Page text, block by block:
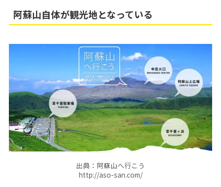
阿蘇山自体が観光地となっている
出典：阿蘇山へ行こう
http://aso-san.com/